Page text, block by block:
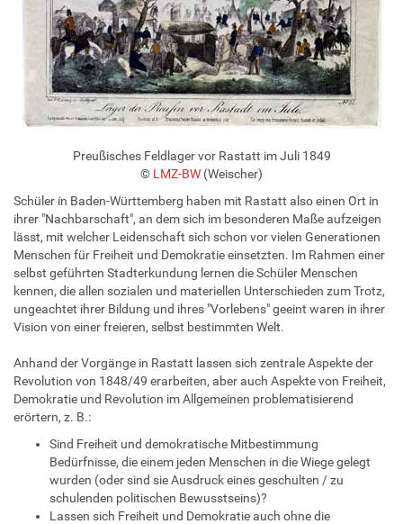
Preußisches Feldlager vor Rastatt im Juli 1849
© LMZ-BW (Weischer)
Schüler in Baden-Württemberg haben mit Rastatt also einen Ort in
ihrer "Nachbarschaft", an dem sich im besonderen Maße aufzeigen
lässt, mit welcher Leidenschaft sich schon vor vielen Generationen
Menschen für Freiheit und Demokratie einsetzten. Im Rahmen einer
selbst geführten Stadterkundung lernen die Schüler Menschen
kennen, die allen sozialen und materiellen Unterschieden zum Trotz,
ungeachtet ihrer Bildung und ihres "Vorlebens" geeint waren in ihrer
Vision von einer freieren, selbst bestimmten Welt.
Anhand der Vorgänge in Rastatt lassen sich zentrale Aspekte der
Revolution von 1848/49 erarbeiten, aber auch Aspekte von Freiheit,
Demokratie und Revolution im Allgemeinen problematisierend
erörtern, z. B.:
Sind Freiheit und demokratische Mitbestimmung
Bedürfnisse, die einem jeden Menschen in die Wiege gelegt
wurden (oder sind sie Ausdruck eines geschulten / zu
schulenden politischen Bewusstseins)?
Lassen sich Freiheit und Demokratie auch ohne die